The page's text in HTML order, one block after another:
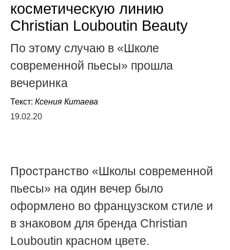
косметическую линию
Christian Louboutin Beauty
По этому случаю в «Школе
современной пьесы» прошла
вечеринка
Текст: Ксения Китаева
19.02.20
Пространство «Школы современной
пьесы» на один вечер было
оформлено во французском стиле и
в знаковом для бренда Christian
Louboutin красном цвете.